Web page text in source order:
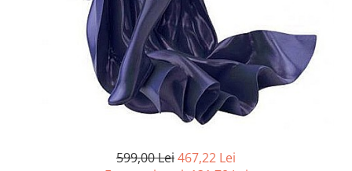
Organizatoare
Alte produse Hobby
599,00 Lei467,22 Lei